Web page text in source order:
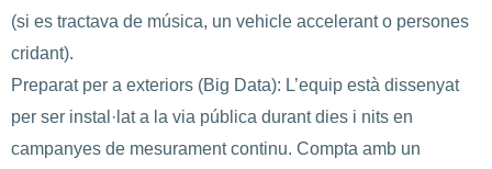
(si es tractava de música, un vehicle accelerant o persones
cridant).
Preparat per a exteriors (Big Data): L’equip està dissenyat
per ser instal·lat a la via pública durant dies i nits en
campanyes de mesurament continu. Compta amb un